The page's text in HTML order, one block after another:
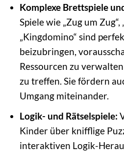
Komplexe Brettspiele
Spiele wie „Zug um
„Kingdomino“ sind
beizubringen,
Ressourcen zu
zu treffen. Sie fördern
Umgang miteinander.
Logik- und Rätselspiele:
Kinder über knifflige
interaktiven Logik-